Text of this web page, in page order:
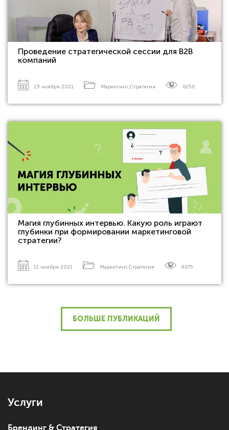
Проведение стратегической сессии для В2В
компаний
23 ноября 2021 Маркетинг,Стратегия 6250
Магия глубинных интервью. Какую роль играют
глубинки при формировании маркетинговой
стратегии?
11 ноября 2021 Маркетинг,Стратегия 9675
БОЛЬШЕ ПУБЛИКАЦИЙ
Услуги
Брендинг & Стратегия